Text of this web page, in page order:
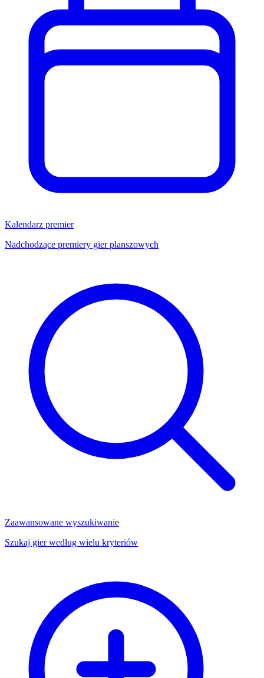
Kalendarz premier
Nadchodzące premiery gier planszowych
Zaawansowane wyszukiwanie
Szukaj gier według wielu kryteriów